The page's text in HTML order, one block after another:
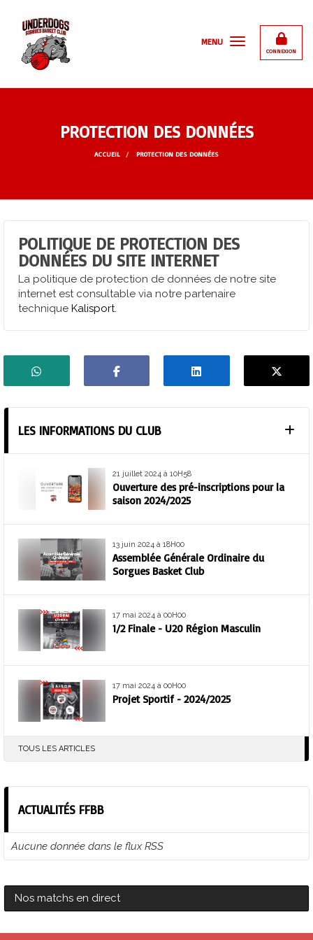
CONNEXION
MENU
PROTECTION DES DONNÉES
ACCUEIL PROTECTION DES DONNÉES
POLITIQUE DE PROTECTION DES
DONNÉES DU SITE INTERNET
La politique de protection de données de notre site
internet est consultable via notre partenaire
technique Kalisport.
LES INFORMATIONS DU CLUB
21 juillet 2024 à 10H58
Ouverture des pré-inscriptions pour la
saison 2024/2025
13 juin 2024 à 18H00
Assemblée Générale Ordinaire du
Sorgues Basket Club
17 mai 2024 à 00H00
1/2 Finale - U20 Région Masculin
17 mai 2024 à 00H00
Projet Sportif - 2024/2025
TOUS LES ARTICLES
ACTUALITÉS FFBB
Aucune donnée dans le flux RSS
Nos matchs en direct